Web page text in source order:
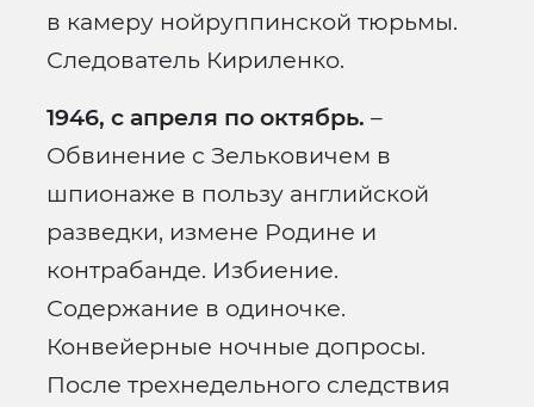
в камеру нойруппинской тюрьмы.
Следователь Кириленко.
1946, с апреля по октябрь. –
Обвинение с Зельковичем в
шпионаже в пользу английской
разведки, измене Родине и
контрабанде. Избиение.
Содержание в одиночке.
Конвейерные ночные допросы.
После трехнедельного следствия